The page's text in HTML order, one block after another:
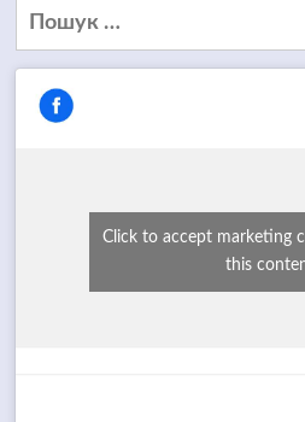
Пошук:
Click to accept marketing
this